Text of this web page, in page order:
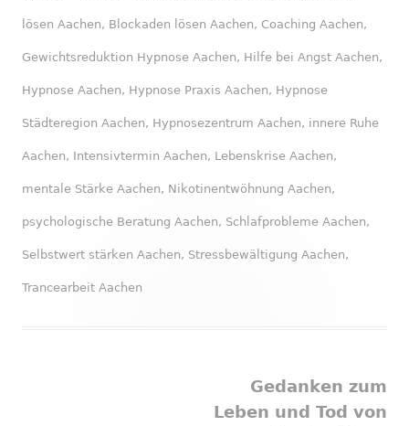
lösen Aachen, Blockaden lösen Aachen, Coaching Aachen,
Gewichtsreduktion Hypnose Aachen, Hilfe bei Angst Aachen,
Hypnose Aachen, Hypnose Praxis Aachen, Hypnose
Städteregion Aachen, Hypnosezentrum Aachen, innere Ruhe
Aachen, Intensivtermin Aachen, Lebenskrise Aachen,
mentale Stärke Aachen, Nikotinentwöhnung Aachen,
psychologische Beratung Aachen, Schlafprobleme Aachen,
Selbstwert stärken Aachen, Stressbewältigung Aachen,
Trancearbeit Aachen
BeitragsnavigationNächster
Beitrag
Gedanken zum
Leben und Tod von